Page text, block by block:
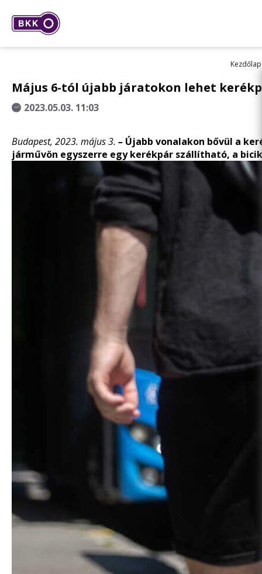
Kezdőlap
Május 6-tól újabb járatokon lehet
2023.05.03. 11:03
Budapest, 2023. május 3. – Újabb vonalakon bővül a
járművön egyszerre egy kerékpár szállítható, a